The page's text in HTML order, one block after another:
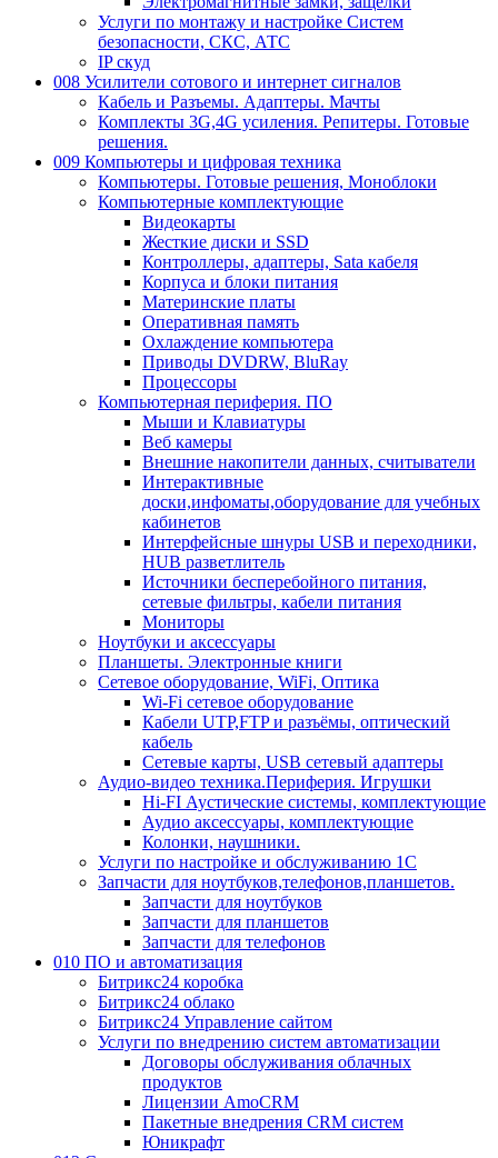
Услуги по монтажу и настройке Систем
безопасности, СКС, АТС
IP скуд
008 Усилители сотового и интернет сигналов
Кабель и Разъемы. Адаптеры. Мачты
Комплекты 3G,4G усиления. Репитеры. Готовые
решения.
009 Компьютеры и цифровая техника
Компьютеры. Готовые решения, Моноблоки
Компьютерные комплектующие
Видеокарты
Жесткие диски и SSD
Контроллеры, адаптеры, Sata кабеля
Корпуса и блоки питания
Материнские платы
Оперативная память
Охлаждение компьютера
Приводы DVDRW, BluRay
Процессоры
Компьютерная периферия. ПО
Мыши и Клавиатуры
Веб камеры
Внешние накопители данных, считыватели
Интерактивные
доски,инфоматы,оборудование для учебных
кабинетов
Интерфейсные шнуры USB и переходники,
HUB разветлитель
Источники бесперебойного питания,
сетевые фильтры, кабели питания
Мониторы
Ноутбуки и аксессуары
Планшеты. Электронные книги
Сетевое оборудование, WiFi, Оптика
Wi-Fi сетевое оборудование
Кабели UTP,FTP и разъёмы, оптический
кабель
Сетевые карты, USB сетевый адаптеры
Аудио-видео техника.Периферия. Игрушки
Hi-FI Аустические системы, комплектующие
Аудио аксессуары, комплектующие
Колонки, наушники.
Услуги по настройке и обслуживанию 1С
Запчасти для ноутбуков,телефонов,планшетов.
Запчасти для ноутбуков
Запчасти для планшетов
Запчасти для телефонов
010 ПО и автоматизация
Битрикс24 коробка
Битрикс24 облако
Битрикс24 Управление сайтом
Услуги по внедрению систем автоматизации
Договоры обслуживания облачных
продуктов
Лицензии AmoCRM
Пакетные внедрения CRM систем
Юникрафт